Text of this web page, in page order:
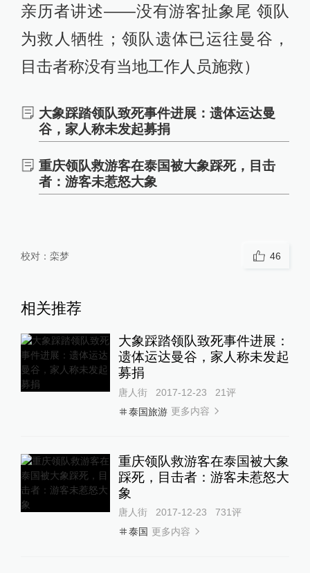
亲历者讲述——没有游客扯象尾 领队
为救人牺牲；领队遗体已运往曼谷，
目击者称没有当地工作人员施救）
大象踩踏领队致死事件进展：遗体运达曼
谷，家人称未发起募捐
重庆领队救游客在泰国被大象踩死，目击
者：游客未惹怒大象
校对： 栾梦 46
相关推荐
大象踩踏领队致死事件进展：
遗体运达曼谷，家人称未发起
募捐
唐人街 2017-12-23 21评
泰国旅游 更多内容
重庆领队救游客在泰国被大象
踩死，目击者：游客未惹怒大
象
唐人街 2017-12-23 731评
泰国 更多内容